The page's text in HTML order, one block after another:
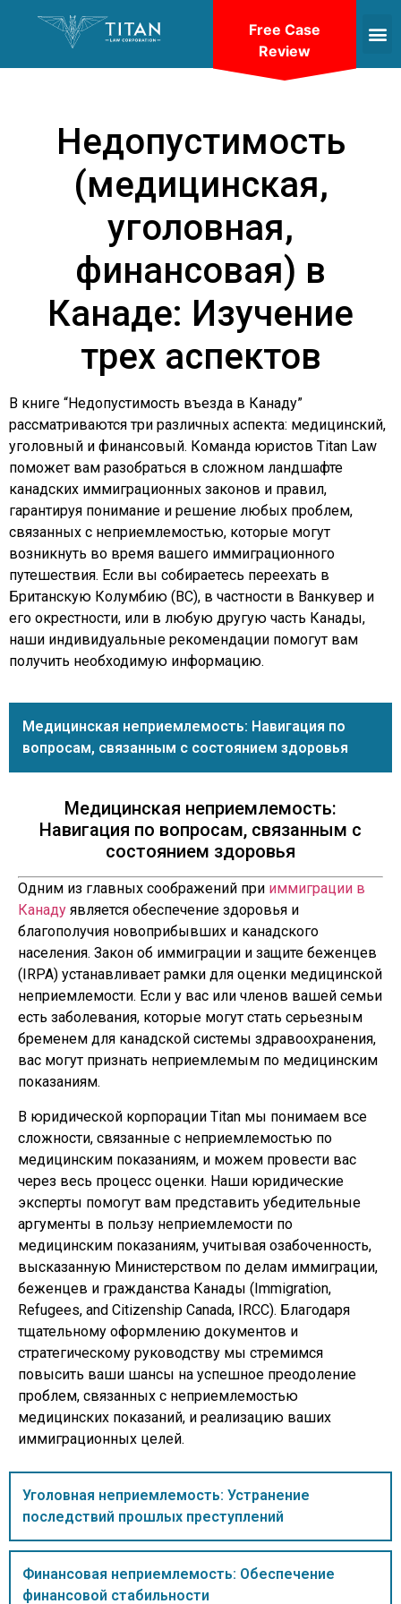
Недопустимость
(медицинская,
уголовная,
финансовая) в
Канаде: Изучение
трех аспектов
В книге “Недопустимость въезда в Канаду”
рассматриваются три различных аспекта: медицинский,
уголовный и финансовый. Команда юристов Titan Law
поможет вам разобраться в сложном ландшафте
канадских иммиграционных законов и правил,
гарантируя понимание и решение любых проблем,
связанных с неприемлемостью, которые могут
возникнуть во время вашего иммиграционного
путешествия. Если вы собираетесь переехать в
Британскую Колумбию (BC), в частности в Ванкувер и
его окрестности, или в любую другую часть Канады,
наши индивидуальные рекомендации помогут вам
получить необходимую информацию.
Медицинская неприемлемость: Навигация по
вопросам, связанным с состоянием здоровья
Медицинская неприемлемость:
Навигация по вопросам, связанным с
состоянием здоровья
Одним из главных соображений при иммиграции в
Канаду является обеспечение здоровья и
благополучия новоприбывших и канадского
населения. Закон об иммиграции и защите беженцев
(IRPA) устанавливает рамки для оценки медицинской
неприемлемости. Если у вас или членов вашей семьи
есть заболевания, которые могут стать серьезным
бременем для канадской системы здравоохранения,
вас могут признать неприемлемым по медицинским
показаниям.
В юридической корпорации Titan мы понимаем все
сложности, связанные с неприемлемостью по
медицинским показаниям, и можем провести вас
через весь процесс оценки. Наши юридические
эксперты помогут вам представить убедительные
аргументы в пользу неприемлемости по
медицинским показаниям, учитывая озабоченность,
высказанную Министерством по делам иммиграции,
беженцев и гражданства Канады (Immigration,
Refugees, and Citizenship Canada, IRCC). Благодаря
тщательному оформлению документов и
стратегическому руководству мы стремимся
повысить ваши шансы на успешное преодоление
проблем, связанных с неприемлемостью
медицинских показаний, и реализацию ваших
иммиграционных целей.
Уголовная неприемлемость: Устранение
последствий прошлых преступлений
Финансовая неприемлемость: Обеспечение
финансовой стабильности
Free Case
Review